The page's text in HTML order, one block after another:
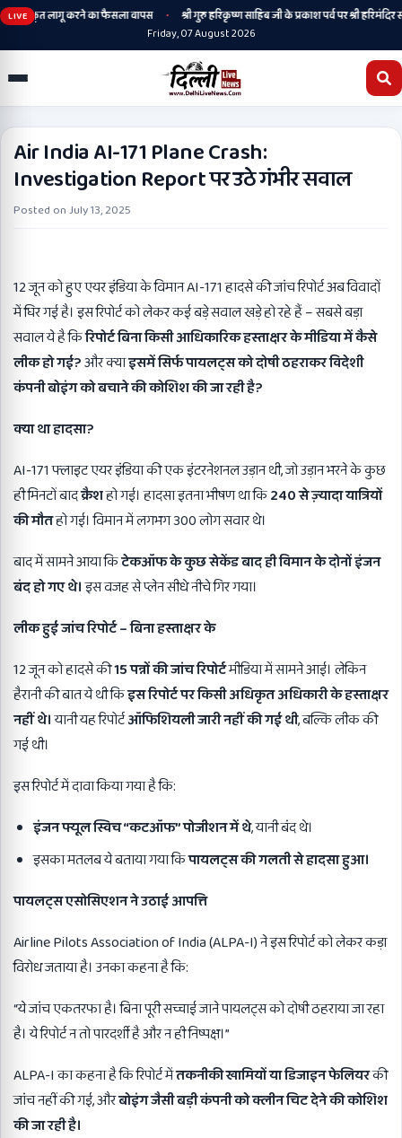
LIVE
संस्कृत लागू करने का फैसला वापस •
श्री गुरु हरिकृष्ण साहिब जी के प्रकाश पर्व पर श्री हरिमंदिर
Friday, 07 August 2026
Air India AI-171 Plane Crash:
Investigation Report पर उठे गंभीर सवाल
Posted onJuly 13, 2025
12 जून को हुए एयर इंडिया के विमान AI-171 हादसे की जांच रिपोर्ट अब विवादों
में घिर गई है। इस रिपोर्ट को लेकर कई बड़े सवाल खड़े हो रहे हैं – सबसे बड़ा
सवाल ये है किरिपोर्ट बिना किसी आधिकारिक हस्ताक्षर के मीडिया में कैसे
लीक हो गई?और क्याइसमें सिर्फ पायलट्स को दोषी ठहराकर विदेशी
कंपनी बोइंग को बचाने की कोशिश की जा रही है?
क्या था हादसा?
AI-171 फ्लाइट एयर इंडिया की एक इंटरनेशनल उड़ान थी, जो उड़ान भरने के कुछ
ही मिनटों बादक्रैशहो गई। हादसा इतना भीषण था कि240से ज़्यादा यात्रियों
की मौतहो गई। विमान में लगभग 300 लोग सवार थे।
बाद में सामने आया किटेकऑफ के कुछ सेकेंड बाद ही विमान के दोनों इंजन
बंद हो गए थे।इस वजह से प्लेन सीधे नीचे गिर गया।
लीक हुई जांच रिपोर्ट–बिना हस्ताक्षर के
12 जून को हादसे की15पन्नों की जांच रिपोर्टमीडिया में सामने आई। लेकिन
हैरानी की बात ये थी किइस रिपोर्ट पर किसी अधिकृत अधिकारी के हस्ताक्षर
नहीं थे।यानी यह रिपोर्टऑफिशियली जारी नहीं की गई थी, बल्कि लीक की
गई थी।
इस रिपोर्ट में दावा किया गया है कि:
इंजन फ्यूल स्विच “कटऑफ” पोजीशन में थे, यानी बंद थे।
इसका मतलब ये बताया गया किपायलट्स की गलती से हादसा हुआ।
पायलट्स एसोसिएशन ने उठाई आपत्ति
Airline Pilots Association of India (ALPA-I) ने इस रिपोर्ट को लेकर कड़ा
विरोध जताया है। उनका कहना है कि:
“ये जांच एकतरफा है। बिना पूरी सच्चाई जाने पायलट्स को दोषी ठहराया जा रहा
है। ये रिपोर्ट न तो पारदर्शी है और न ही निष्पक्ष।”
ALPA-I का कहना है कि रिपोर्ट मेंतकनीकी खामियों या डिजाइन फेलियरकी
जांच नहीं की गई, औरबोइंग जैसी बड़ी कंपनी को क्लीन चिट देने की कोशिश
की जा रही है।